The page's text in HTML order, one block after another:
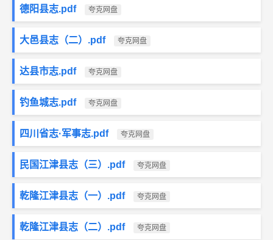
德阳县志.pdf 夸克网盘
大邑县志（二）.pdf 夸克网盘
达县市志.pdf 夸克网盘
钓鱼城志.pdf 夸克网盘
四川省志·军事志.pdf 夸克网盘
民国江津县志（三）.pdf 夸克网盘
乾隆江津县志（一）.pdf 夸克网盘
乾隆江津县志（二）.pdf 夸克网盘